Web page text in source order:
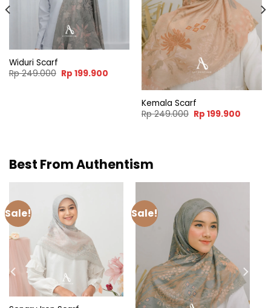
Widuri Scarf
Rp249.000 Original
price
Rp 199.900Current
Kemala Scarf
Rp249.000 Original
price
Rp 199.900Current
Best From Authentism
Sale! Sale!